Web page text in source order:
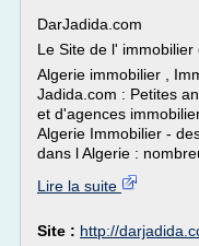
DarJadida.com
Le Site de l' immobilier
Algerie immobilier ,
Jadida.com : Petites
et d'agences
Algerie Immobilier -
dans l Algerie :
Lire la suite
Site : http://